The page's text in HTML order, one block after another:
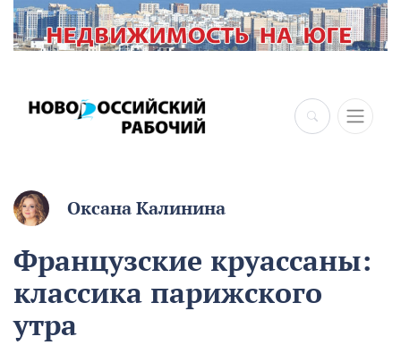
Оксана Калинина
Французские круассаны:
классика парижского
утра